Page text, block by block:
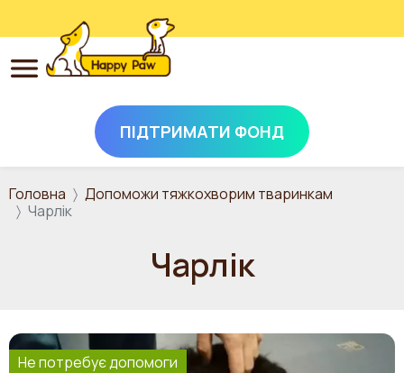
Перейти до основного вмісту
ПІДТРИМАТИ ФОНД
Головна
Допоможи тяжкохворим тваринкам
Чарлік
Чарлік
Не потребує допомоги